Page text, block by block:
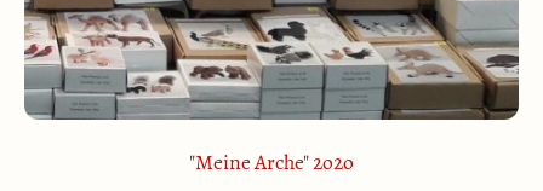
"Meine Arche" 2o2o